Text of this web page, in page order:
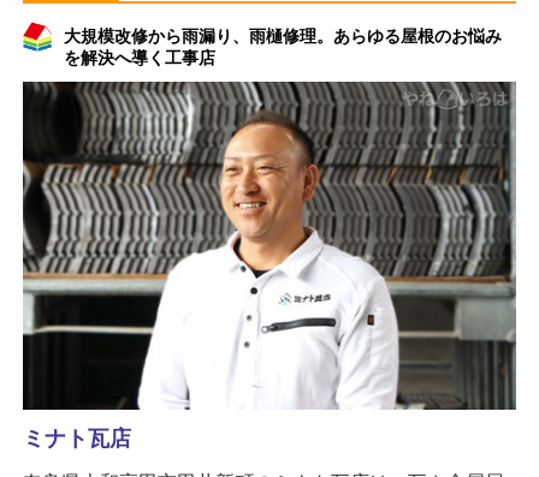
大規模改修から雨漏り、雨樋修理。あらゆる屋根のお悩み
を解決へ導く工事店
ミナト瓦店